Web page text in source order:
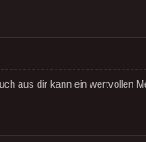
aus dir kann ein wertvollen